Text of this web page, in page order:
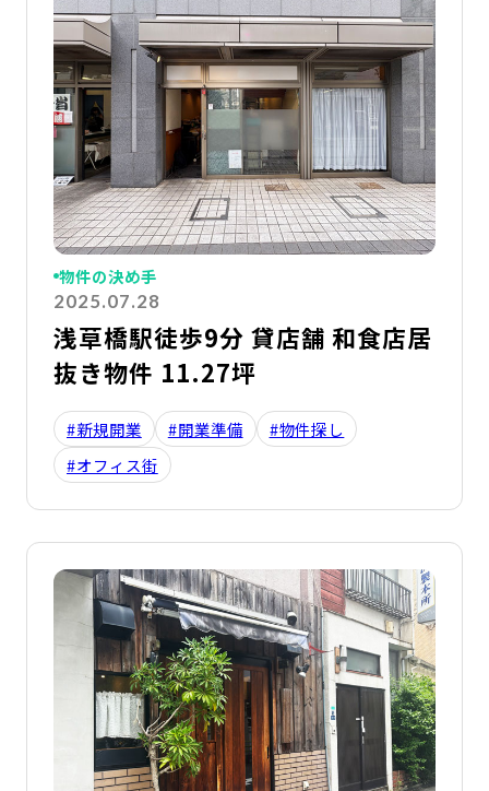
2025.07.28
物件の決め手
浅草橋駅徒歩9分 貸店舗 和食店居
抜き物件 11.27坪
#新規開業 #開業準備
#物件探し
#オフィス街